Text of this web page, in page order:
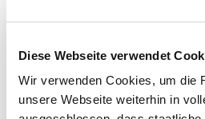
Diese Webseite verwendet
Wir verwenden Cookies, um die
unsere Webseite weiterhin in